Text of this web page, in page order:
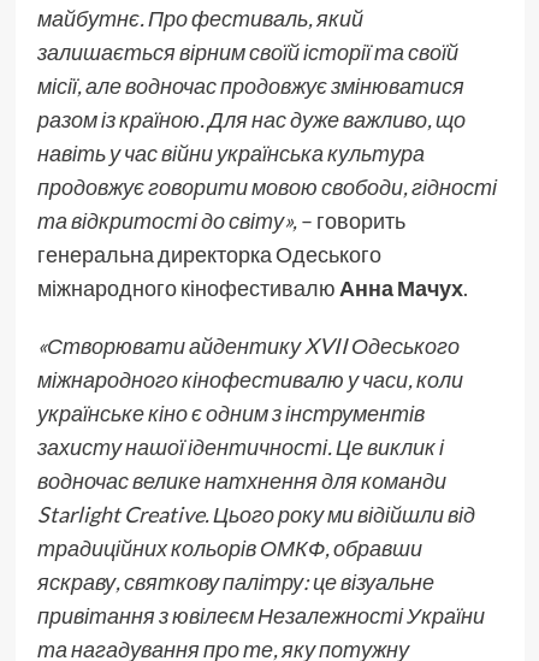
майбутнє. Про фестиваль, який
залишається вірним своїй історії та своїй
місії, але водночас продовжує змінюватися
разом із країною. Для нас дуже важливо, що
навіть у час війни українська культура
продовжує говорити мовою свободи, гідності
та відкритості до світу»,– говорить
генеральна директорка Одеського
міжнародного кінофестивалю Анна Мачух.
«Створювати айдентику XVII Одеського
міжнародного кінофестивалю у часи, коли
українське кіно є одним з інструментів
захисту нашої ідентичності. Це виклик і
водночас велике натхнення для команди
Starlight Creative. Цього року ми відійшли від
традиційних кольорів ОМКФ, обравши
яскраву, святкову палітру: це візуальне
привітання з ювілеєм Незалежності України
та нагадування про те, яку потужну